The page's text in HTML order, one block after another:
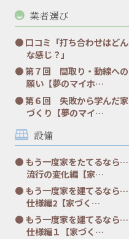
業者選び
口コミ「打ち合わせはどん
な感じ？」
第７回 間取り・動線への
願い【夢のマイホ…
第６回 失敗から学んだ家
づくり【夢のマイ…
設備
もう一度家をたてるなら…
流行の変化編【家…
もう一度家を建てるなら…
仕様編2【家づく…
もう一度家を建てるなら…
仕様編１【家づく…